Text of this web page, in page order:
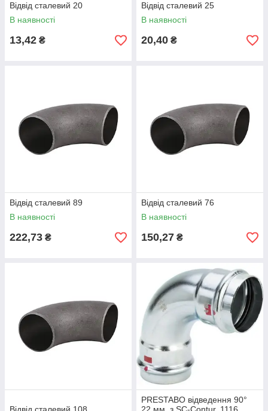
Відвід сталевий 20
В наявності
13,42 ₴
Відвід сталевий 25
В наявності
20,40 ₴
Відвід сталевий 89
В наявності
222,73 ₴
Відвід сталевий 76
В наявності
150,27 ₴
PRESTABO відведення 90°